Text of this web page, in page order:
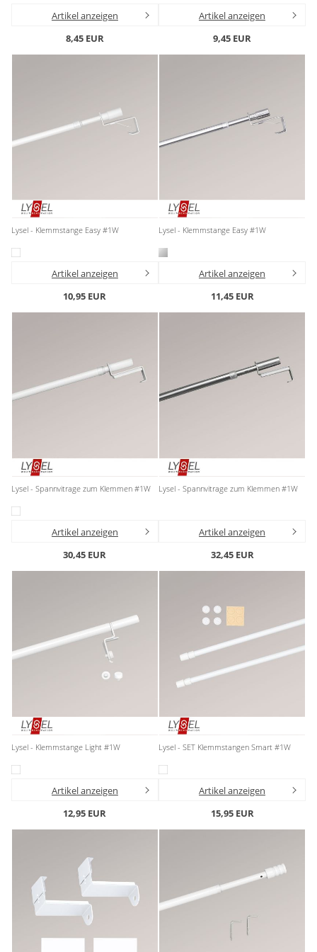
Gardinenstange
Stoffe
Artikel anzeigen
8,45 EUR
Artikel anzeigen
9,45 EUR
Lysel - Klemmstange Easy #1W
Artikel anzeigen
10,95 EUR
Lysel - Klemmstange Easy #1W
Artikel anzeigen
11,45 EUR
Lysel - Spannvitrage zum Klemmen #1W
Artikel anzeigen
30,45 EUR
Lysel - Spannvitrage zum Klemmen #1W
Artikel anzeigen
32,45 EUR
Lysel - Klemmstange Light #1W
Artikel anzeigen
12,95 EUR
Lysel - SET Klemmstangen Smart #1W
Artikel anzeigen
15,95 EUR